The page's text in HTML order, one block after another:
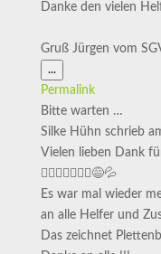
Danke den vielen
Gruß Jürgen vom
...Diese
Metabox
Permalink
Bitte warten …
Silke Hühn schrieb
Vielen lieben Dank
🏃🏻‍♂️🚵‍♂️🚵‍♀️😅💦
Es war mal wieder
an alle Helfer und
Das zeichnet